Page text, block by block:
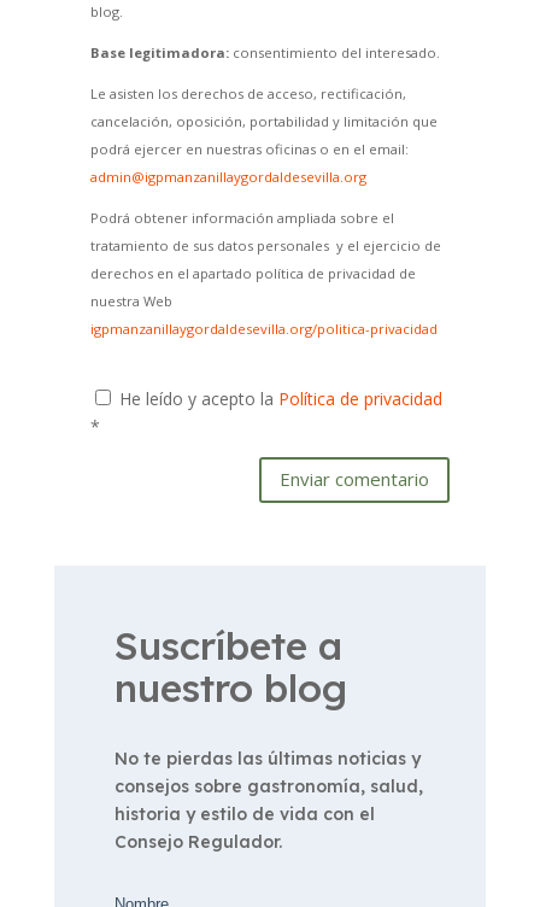
blog.
Base legitimadora:consentimiento del interesado.
Le asisten los derechos de acceso, rectificación,
cancelación, oposición, portabilidad y limitación que
podrá ejercer en nuestras oficinas o en el email:
admin@igpmanzanillaygordaldesevilla.org
Podrá obtener información ampliada sobre el
tratamiento de sus datos personales y el ejercicio de
derechos en el apartado política de privacidad de
nuestra Web
igpmanzanillaygordaldesevilla.org/politica-privacidad
He leído y acepto la Política de privacidad
*
Enviar comentario
Suscríbete a
nuestro blog
No te pierdas las últimas noticias y
consejos sobre gastronomía, salud,
historia y estilo de vida con el
Consejo Regulador.